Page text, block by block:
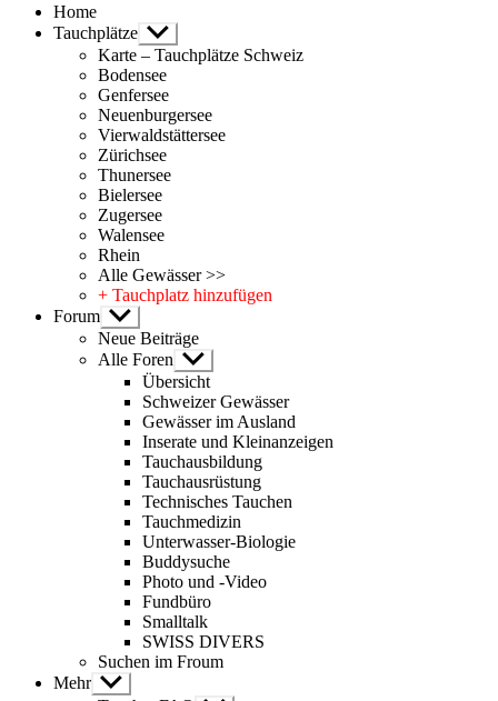
Home
Tauchplätze Untermenü
anzeigen
Karte – Tauchplätze Schweiz
Bodensee
Genfersee
Neuenburgersee
Vierwaldstättersee
Zürichsee
Thunersee
Bielersee
Zugersee
Walensee
Rhein
Alle Gewässer >>
+ Tauchplatz hinzufügen
Forum Untermenü
anzeigen
Neue Beiträge
Alle Foren Untermenü
anzeigen
Übersicht
Schweizer Gewässer
Gewässer im Ausland
Inserate und Kleinanzeigen
Tauchausbildung
Tauchausrüstung
Technisches Tauchen
Tauchmedizin
Unterwasser-Biologie
Buddysuche
Photo und -Video
Fundbüro
Smalltalk
SWISS DIVERS
Suchen im Froum
Mehr Untermenü